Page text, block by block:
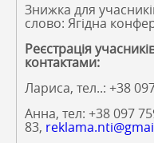
Знижка для
слово: Ягідна
Реєстрація
контактами:
Лариса, тел..: +38
Анна, тел: +38 097
83,